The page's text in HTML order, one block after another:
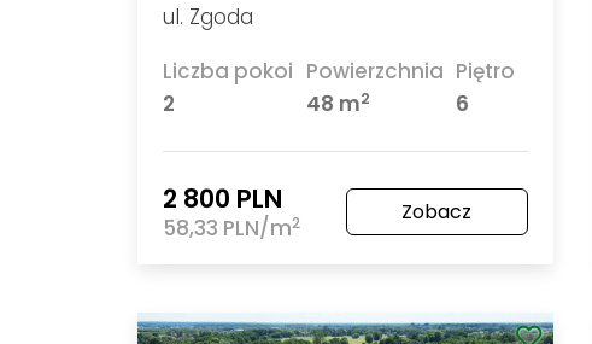
ul. Zgoda
Liczba pokoi
2
Powierzchnia
48 m2
Piętro
6
2 800 PLN
58,33 PLN/m2 Zobacz